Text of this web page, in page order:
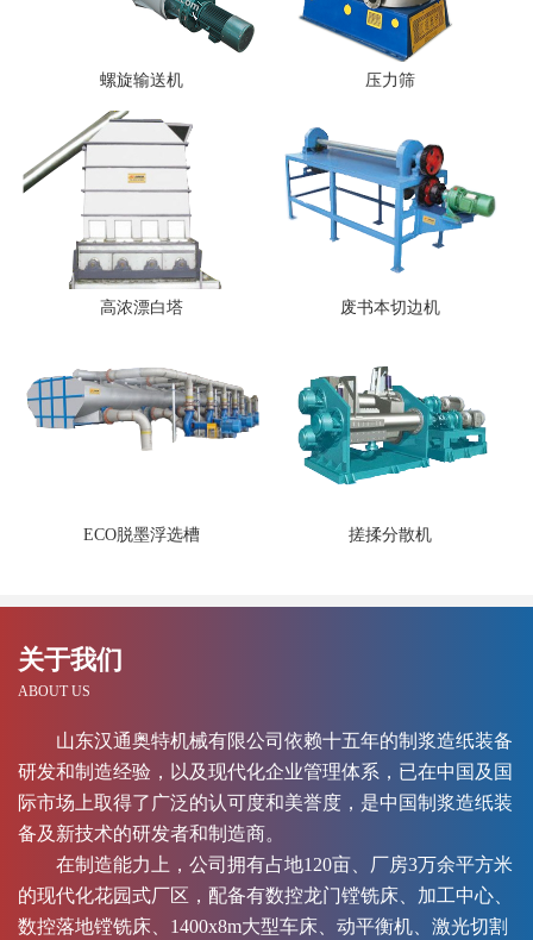
螺旋输送机 压力筛
高浓漂白塔 废书本切边机
ECO脱墨浮选槽 搓揉分散机
关于我们
ABOUT US
山东汉通奥特机械有限公司依赖十五年的制浆造纸装备
研发和制造经验，以及现代化企业管理体系，已在中国及国
际市场上取得了广泛的认可度和美誉度，是中国制浆造纸装
备及新技术的研发者和制造商。
在制造能力上，公司拥有占地120亩、厂房3万余平方米
的现代化花园式厂区，配备有数控龙门镗铣床、加工中心、
数控落地镗铣床、1400x8m大型车床、动平衡机、激光切割